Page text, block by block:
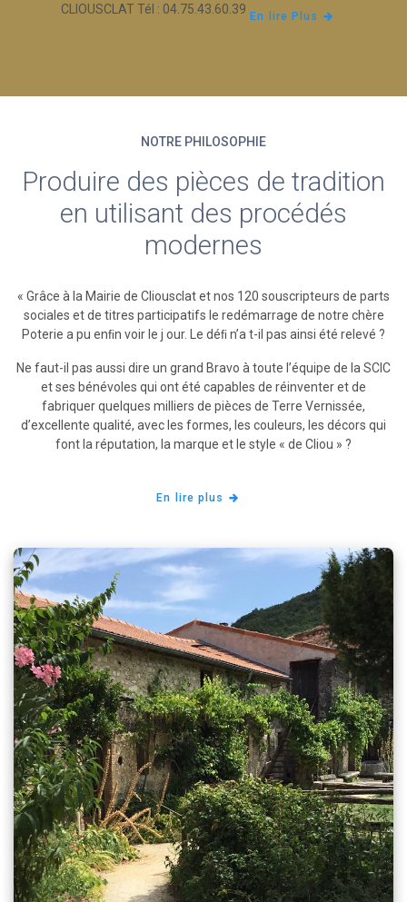
CLIOUSCLAT Tél : 04.75.43.60.39
En lire Plus
NOTRE PHILOSOPHIE
Produire des pièces de tradition
en utilisant des procédés
modernes
« Grâce à la Mairie de Cliousclat et nos 120 souscripteurs de parts
sociales et de titres participatifs le redémarrage de notre chère
Poterie a pu enﬁn voir le j our. Le déﬁ n’a t-il pas ainsi été relevé ?
Ne faut-il pas aussi dire un grand Bravo à toute l’équipe de la SCIC
et ses bénévoles qui ont été capables de réinventer et de
fabriquer quelques milliers de pièces de Terre Vernissée,
d’excellente qualité, avec les formes, les couleurs, les décors qui
font la réputation, la marque et le style « de Cliou » ?
En lire plus